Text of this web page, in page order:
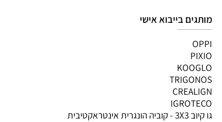
מותגים בייבוא אישי
OPPI
PIXIO
KOOGLO
TRIGONOS
CREALIGN
IGROTECO
גו קיוב 3X3 - קוביה הונגרית אינטראקטיבית